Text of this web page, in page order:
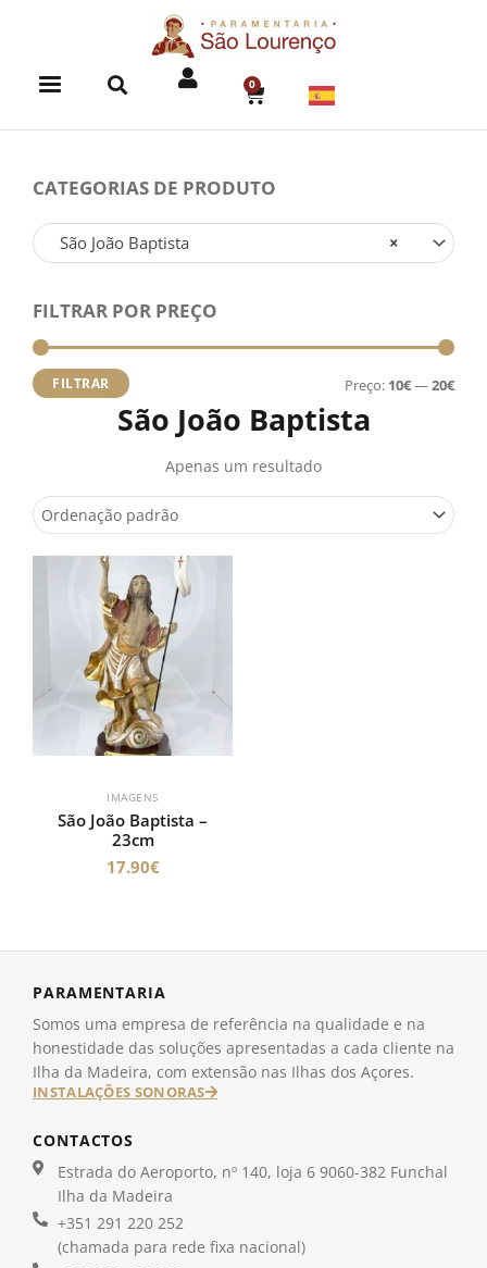
0
CART
CATEGORIAS DE PRODUTO
×
São João Baptista
FILTRAR POR PREÇO
FILTRAR Preço: 10€—20€
São João Baptista
Apenas um resultado
IMAGENS
São João Baptista –
23cm
17.90€
PARAMENTARIA
Somos uma empresa de referência na qualidade e na
honestidade das soluções apresentadas a cada cliente na
Ilha da Madeira, com extensão nas Ilhas dos Açores.
INSTALAÇÕES SONORAS
CONTACTOS
Estrada do Aeroporto, nº 140, loja 6 9060-382 Funchal
Ilha da Madeira
+351 291 220 252
(chamada para rede fixa nacional)